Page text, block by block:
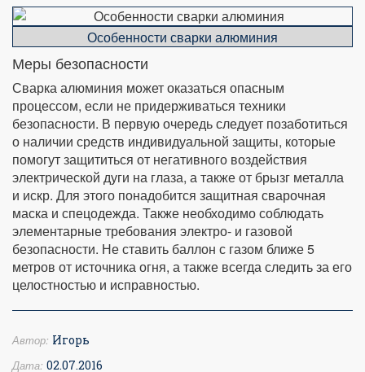
Особенности сварки алюминия
Меры безопасности
Сварка алюминия может оказаться опасным
процессом, если не придерживаться техники
безопасности. В первую очередь следует позаботиться
о наличии средств индивидуальной защиты, которые
помогут защититься от негативного воздействия
электрической дуги на глаза, а также от брызг металла
и искр. Для этого понадобится защитная сварочная
маска и спецодежда. Также необходимо соблюдать
элементарные требования электро- и газовой
безопасности. Не ставить баллон с газом ближе 5
метров от источника огня, а также всегда следить за его
целостностью и исправностью.
Автор: Игорь
Дата: 02.07.2016